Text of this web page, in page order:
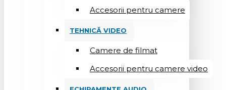
Accesorii pentru camere
TEHNICĂ VIDEO
Camere de filmat
Accesorii pentru camere video